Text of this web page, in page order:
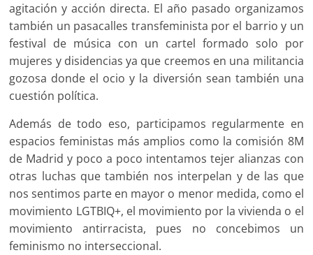
agitación y acción directa. El año pasado organizamos
también un pasacalles transfeminista por el barrio y un
festival de música con un cartel formado solo por
mujeres y disidencias ya que creemos en una militancia
gozosa donde el ocio y la diversión sean también una
cuestión política.
Además de todo eso, participamos regularmente en
espacios feministas más amplios como la comisión 8M
de Madrid y poco a poco intentamos tejer alianzas con
otras luchas que también nos interpelan y de las que
nos sentimos parte en mayor o menor medida, como el
movimiento LGTBIQ+, el movimiento por la vivienda o el
movimiento antirracista, pues no concebimos un
feminismo no interseccional.